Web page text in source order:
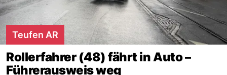
Teufen AR
Rollerfahrer (48) fährt in Auto –
Führerausweis weg